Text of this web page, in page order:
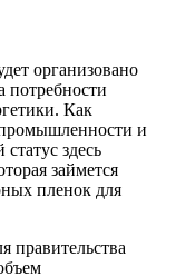
организовано
потребности
Как
и
здесь
займется
пленок для
правительства